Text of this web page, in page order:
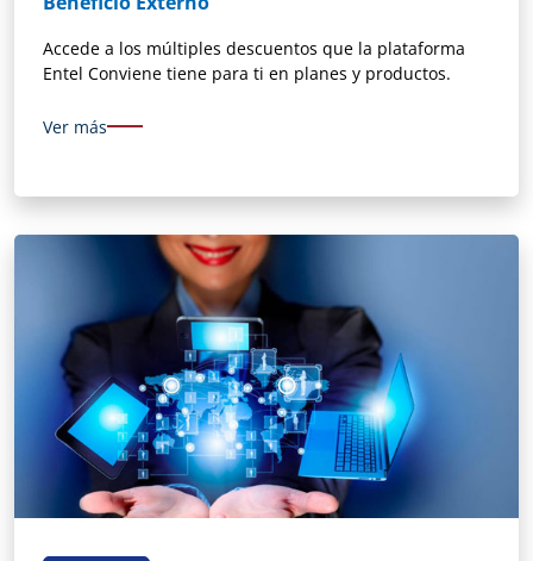
Accede a los múltiples descuentos que la plataforma
Entel Conviene tiene para ti en planes y productos.
Ver más